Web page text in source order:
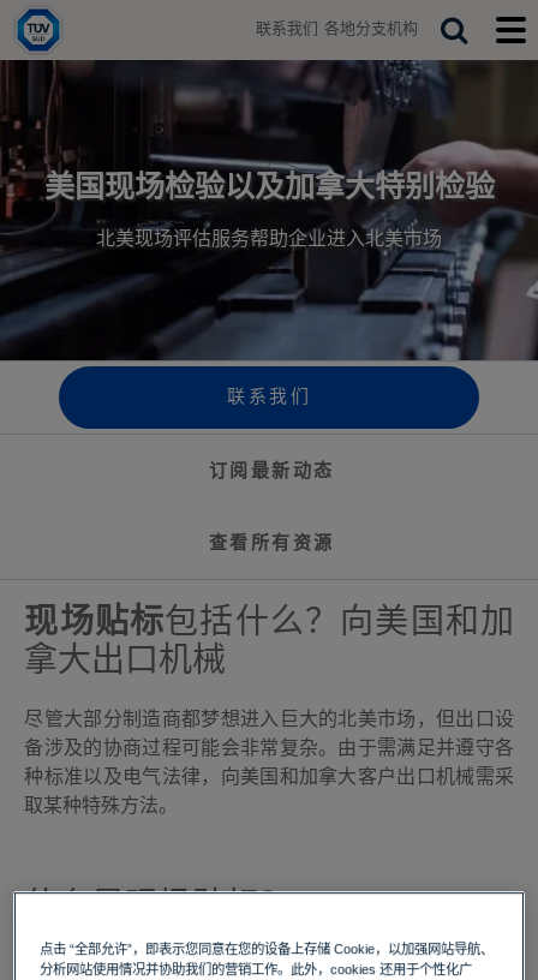
各地分支机构
联系我们
T
o
s
e
r
c
h
b
a
r
T
o
e
m
b
i
l
n
S
c
h
美国现场检验以及加拿大特别检验
北美现场评估服务帮助企业进入北美市场
联系我们
订阅最新动态
查看所有资源
现场贴标包括什么？向美国和加
拿大出口机械
尽管大部分制造商都梦想进入巨大的北美市场，但出口设
备涉及的协商过程可能会非常复杂。由于需满足并遵守各
种标准以及电气法律，向美国和加拿大客户出口机械需采
取某种特殊方法。
在美国和加拿大内存在一些地方性的电气安全要求。由于
点击 “全部允许”，即表示您同意在您的设备上存储 Cookie，以加强网站导航、
分析网站使用情况并协助我们的营销工作。此外，cookies 还用于个性化广